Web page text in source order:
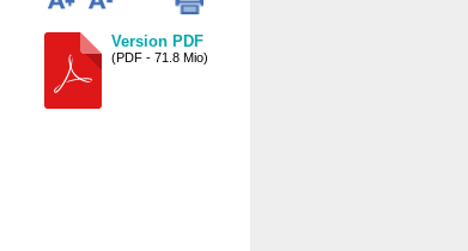
Version PDF
(PDF - 71.8 Mio)